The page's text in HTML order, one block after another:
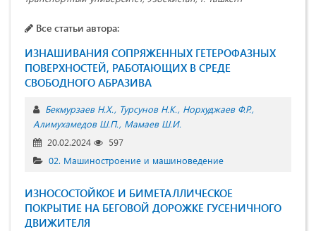
Все статьи автора:
ИЗНАШИВАНИЯ СОПРЯЖЕННЫХ ГЕТЕРОФАЗНЫХ
ПОВЕРХНОСТЕЙ, РАБОТАЮЩИХ В СРЕДЕ
СВОБОДНОГО АБРАЗИВА
Бекмурзаев Н.Х. Турсунов Н.К. Норхуджаев Ф.Р.
Алимухамедов Ш.П. Мамаев Ш.И.
20.02.2024
597
02. Машиностроение и машиноведение
ИЗНОСОСТОЙКОЕ И БИМЕТАЛЛИЧЕСКОЕ
ПОКРЫТИЕ НА БЕГОВОЙ ДОРОЖКЕ ГУСЕНИЧНОГО
ДВИЖИТЕЛЯ